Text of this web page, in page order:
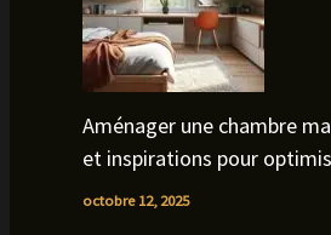
Aménager une chambre
et inspirations pour
octobre 12, 2025